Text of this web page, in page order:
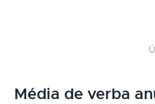
Média de verba